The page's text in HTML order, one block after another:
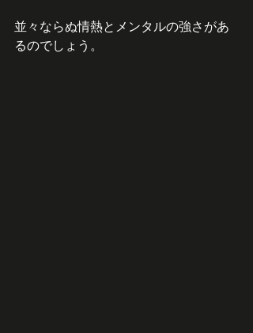
並々ならぬ情熱とメンタルの強さがあ
るのでしょう。